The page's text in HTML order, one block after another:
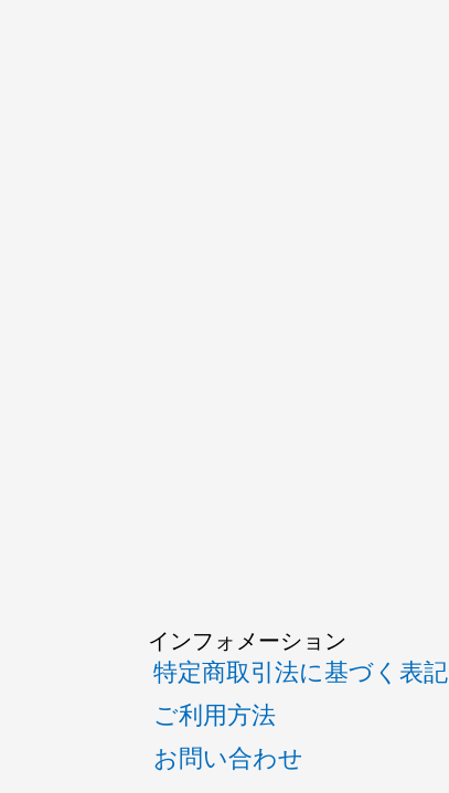
インフォメーション
特定商取引法に基づく表記
ご利用方法
お問い合わせ